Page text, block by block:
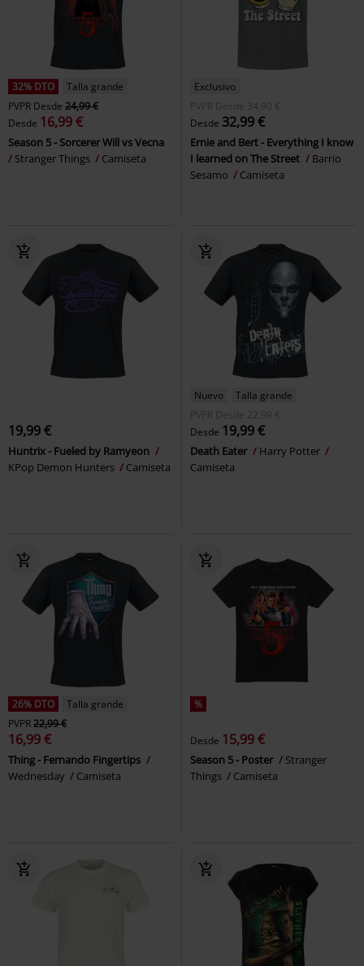
32% DTO
Talla grande
PVPR Desde 24,99 €
Desde 16,99 €
Season 5 - Sorcerer Will vs Vecna
Stranger Things
Camiseta
Exclusivo
PVPR
Desde 34,90 €
Desde 32,99 €
Ernie and Bert - Everything I know
I learned on The Street
Barrio
Sesamo
Camiseta
19,99 €
Huntrix - Fueled by Ramyeon
KPop Demon Hunters
Camiseta
Nuevo
Talla grande
PVPR
Desde 22,99 €
Desde 19,99 €
Death Eater
Harry Potter
Camiseta
26% DTO
Talla grande
PVPR22,99 €
16,99 €
Thing - Fernando Fingertips
Wednesday
Camiseta
%
Desde 15,99 €
Season 5 - Poster
Stranger
Things
Camiseta